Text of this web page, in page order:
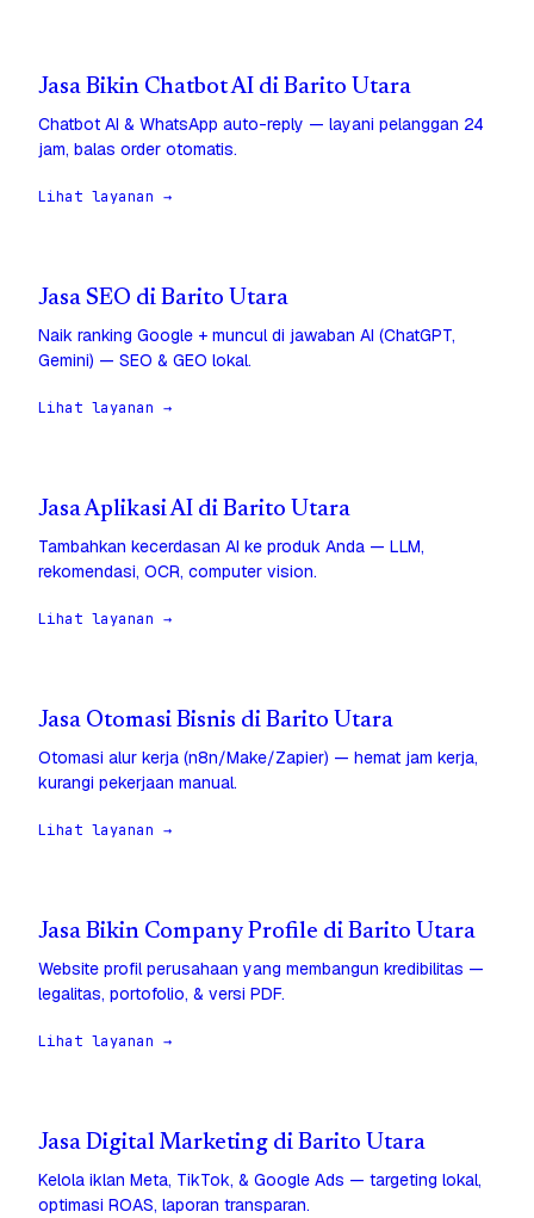
Jasa Bikin Chatbot AI di Barito Utara
Chatbot AI & WhatsApp auto-reply — layani pelanggan 24
jam, balas order otomatis.
Lihat layanan →
Jasa SEO di Barito Utara
Naik ranking Google + muncul di jawaban AI (ChatGPT,
Gemini) — SEO & GEO lokal.
Lihat layanan →
Jasa Aplikasi AI di Barito Utara
Tambahkan kecerdasan AI ke produk Anda — LLM,
rekomendasi, OCR, computer vision.
Lihat layanan →
Jasa Otomasi Bisnis di Barito Utara
Otomasi alur kerja (n8n/Make/Zapier) — hemat jam kerja,
kurangi pekerjaan manual.
Lihat layanan →
Jasa Bikin Company Profile di Barito Utara
Website profil perusahaan yang membangun kredibilitas —
legalitas, portofolio, & versi PDF.
Lihat layanan →
Jasa Digital Marketing di Barito Utara
Kelola iklan Meta, TikTok, & Google Ads — targeting lokal,
optimasi ROAS, laporan transparan.